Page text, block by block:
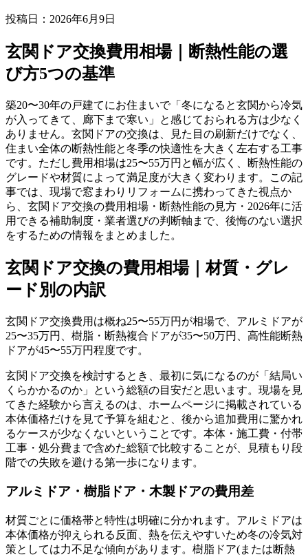
投稿日：2026年6月9日
玄関ドア交換費用相場｜断熱性能の選
び方5つの基準
築20〜30年の戸建てにお住まいで「冬になると玄関から冷気
が入ってきて、廊下まで寒い」と感じておられる方は少なく
ありません。玄関ドアの交換は、見た目の刷新だけでなく、
住まい全体の断熱性能と冬季の快適性を大きく左右する工事
です。ただし費用相場は25〜55万円と幅が広く、断熱性能の
グレードや材質によって満足度が大きく変わります。この記
事では、現場で窓まわりリフォームに携わってきた視点か
ら、玄関ドア交換の費用相場・断熱性能の見方・2026年に活
用できる補助制度・業者選びの判断軸まで、後悔のない選択
をするための情報をまとめました。
玄関ドア交換の費用相場｜材質・グレ
ード別の内訳
玄関ドア交換費用は概ね25〜55万円が相場で、アルミドアが
25〜35万円、樹脂・断熱複合ドアが35〜50万円、高性能断熱
ドアが45〜55万円程度です。
玄関ドア交換を検討するとき、最初に気になるのが「結局い
くらかかるのか」という総額の目安だと思います。現場を見
てきた経験から言えるのは、ホームページに掲載されている
本体価格だけを見て予算を組むと、後から追加費用に驚かれ
るケースが少なくないということです。本体・施工費・付帯
工事・処分費まで含めた総額で比較することが、見積もり段
階での失敗を避ける第一歩になります。
アルミドア・樹脂ドア・木製ドアの費用差
材質ごとに価格帯と特性は明確に分かれます。アルミドアは
本体価格が抑えられる反面、熱を伝えやすいため冬の冷気対
策としては力不足な傾向があります。樹脂ドア(または断熱